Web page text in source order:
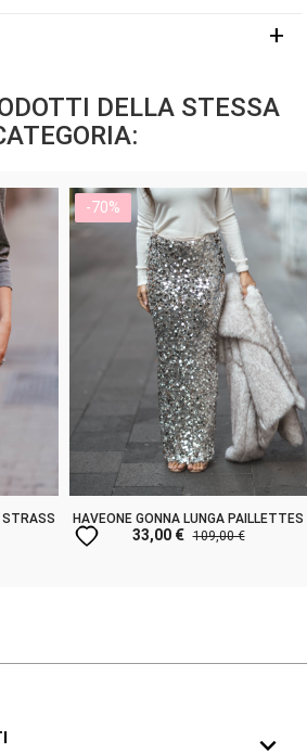
+
DELLA STESSA
-70%
HAVEONE GONNA LUNGA PAILLETTES
33,00 € 109,00 €
favorite